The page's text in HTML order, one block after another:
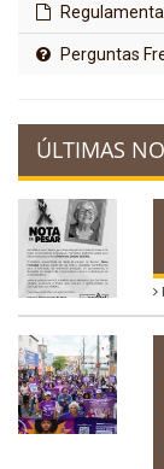
Perguntas
ÚLTIMAS